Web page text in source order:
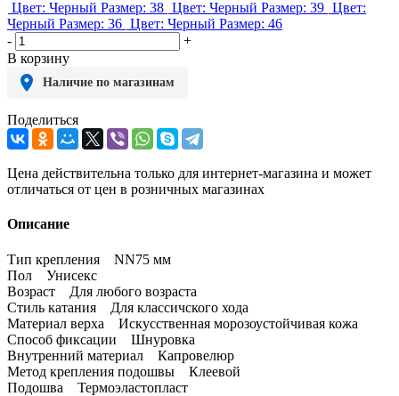
Цвет: Черный Размер: 38 Цвет: Черный Размер: 39 Цвет:
Черный Размер: 36 Цвет: Черный Размер: 46
-
+
В корзину
Наличие по магазинам
Поделиться
Цена действительна только для интернет-магазина и может
отличаться от цен в розничных магазинах
Описание
Тип крепления NN75 мм
Пол Унисекс
Возраст Для любого возраста
Стиль катания Для классичского хода
Материал верха Искусственная морозоустойчивая кожа
Способ фиксации Шнуровка
Внутренний материал Капровелюр
Метод крепления подошвы Клеевой
Подошва Термоэластопласт